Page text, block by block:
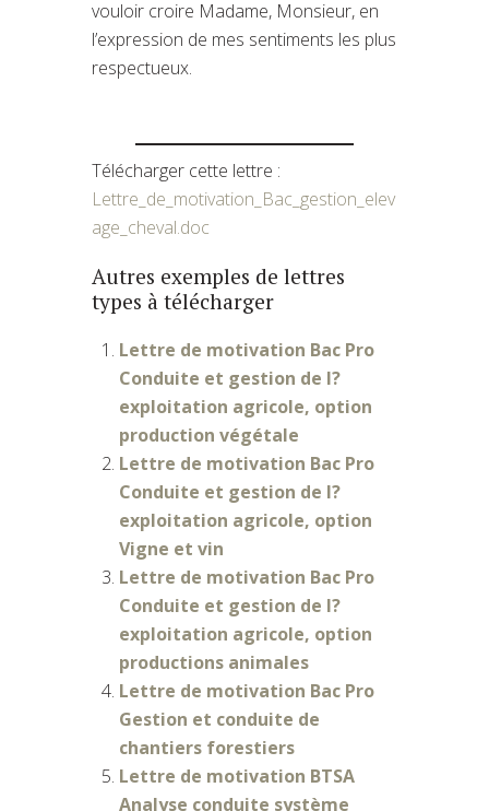
vouloir croire Madame, Monsieur, en
l’expression de mes sentiments les plus
respectueux.
Télécharger cette lettre :
Lettre_de_motivation_Bac_gestion_elev
age_cheval.doc
Autres exemples de lettres
types à télécharger
Lettre de motivation Bac Pro
Conduite et gestion de l?
exploitation agricole, option
production végétale
Lettre de motivation Bac Pro
Conduite et gestion de l?
exploitation agricole, option
Vigne et vin
Lettre de motivation Bac Pro
Conduite et gestion de l?
exploitation agricole, option
productions animales
Lettre de motivation Bac Pro
Gestion et conduite de
chantiers forestiers
Lettre de motivation BTSA
Analyse conduite système